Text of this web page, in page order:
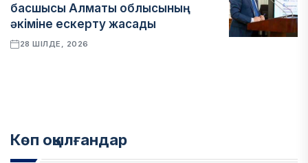
басшысы Алматы облысының
әкіміне ескерту жасады
28 ШІЛДЕ, 2026
Көп оқылғандар